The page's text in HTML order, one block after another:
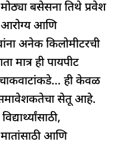
मोठ्या बसेसना तिथे प्रवेश
आरोग्य आणि
अनेक किलोमीटरची
मात्र ही पायपीट
ही केवळ
समावेशकतेचा सेतू आहे.
आणि